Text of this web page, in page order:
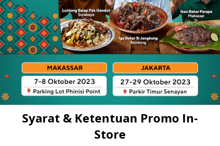
Resep Semur
Resep Daging
Resep Ayam
Syarat & Ketentuan Promo In-
Store